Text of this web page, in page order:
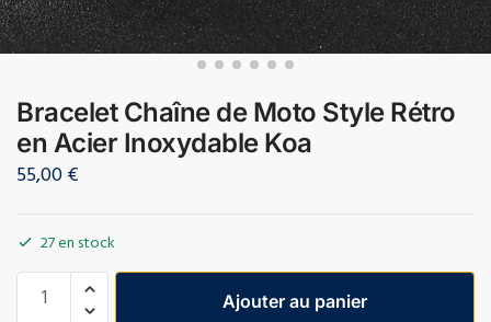
Bracelet Chaîne de Moto Style Rétro
en Acier Inoxydable Koa
55,00€
27 en stock
Ajouter au panier